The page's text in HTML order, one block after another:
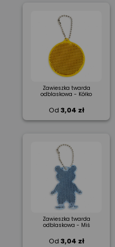
Zawieszka twarda
odblaskowa - Kółko
Od 3,04 zł
Zawieszka twarda
odblaskowa - Miś
Od 3,04 zł